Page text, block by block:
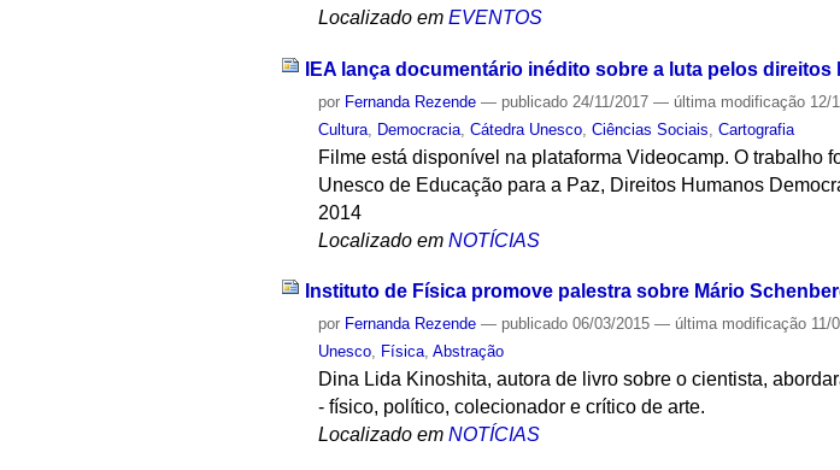
Localizado em EVENTOS
IEA lança documentário inédito sobre a luta pelos direitos
por Fernanda Rezende — publicado 24/11/2017— última modificação 12/
Cultura Democracia ,Cátedra Unesco ,Ciências Sociais ,Cartografia
Filme está disponível na plataforma Videocamp. O trabalho
Unesco de Educação para a Paz, Direitos Humanos
2014
Localizado em NOTÍCIAS
Instituto de Física promove palestra sobre Mário
por Fernanda Rezende — publicado 06/03/2015— última modificação 11/
Unesco, Física,Abstração
Dina Lida Kinoshita, autora de livro sobre o cientista,
- físico, político, colecionador e crítico de arte.
Localizado em NOTÍCIAS